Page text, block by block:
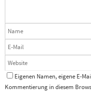
Eigenen Namen, eigene E-
Kommentierung in diesem